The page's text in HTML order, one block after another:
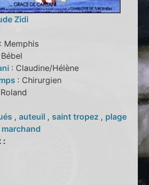
Zidi
: Memphis
: Claudine/Hélène
: Chirurgien
,auteuil , saint tropez , plage
: